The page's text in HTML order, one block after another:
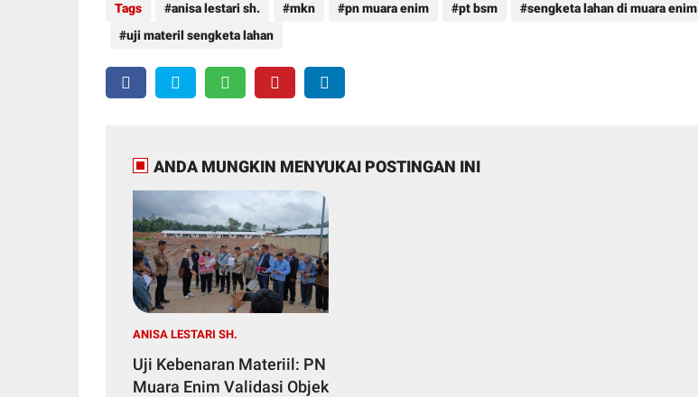
Tags anisa lestari sh. mkn pn muara enim pt bsm
sengketa lahan di muara enim
uji materil sengketa lahan
ANDA MUNGKIN MENYUKAI POSTINGAN INI
ANISA LESTARI SH.
Uji Kebenaran Materiil: PN
Muara Enim Validasi Objek